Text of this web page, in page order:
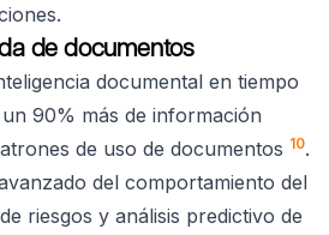
de documentos
documental en tiempo
90% más de información
de uso de documentos 10.
del comportamiento del
riesgos y análisis predictivo de